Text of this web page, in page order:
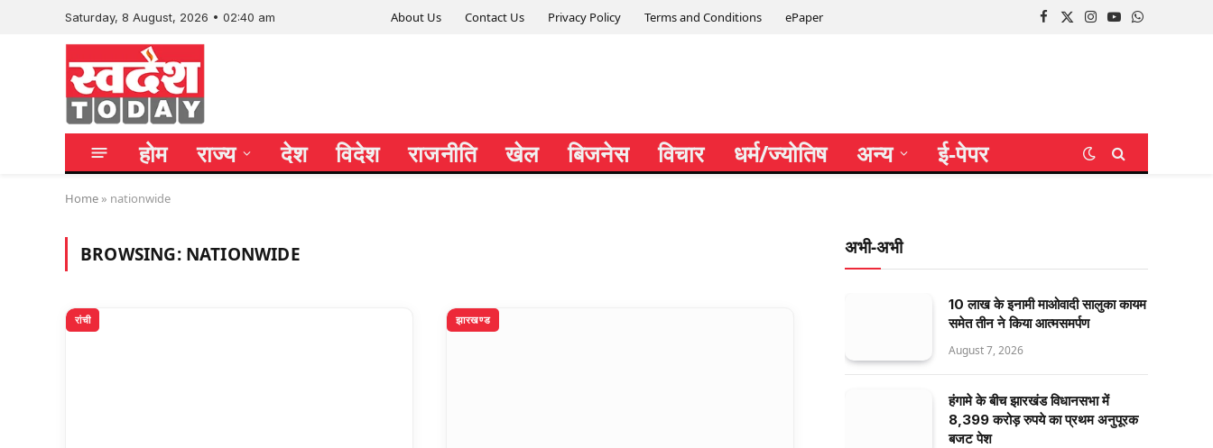
Saturday, 8 August, 2026 • 02:40 am About Us Contact Us Privacy Policy Terms and Conditions ePaper
Facebook
X
Instagram
YouTubeWhatsApp
होम राज्य देश विदेश राजनीति खेल बिजनेस विचार धर्म/ज्योतिष अन्य ई-पेपर
Home » nationwide
BROWSING: NATIONWIDE
रांची झारखण्ड
अभी-अभी
10 लाख के इनामी माओवादी सालुका कायम
समेत तीन ने किया आत्मसमर्पण
August 7, 2026
हंगामे के बीच झारखंड विधानसभा में
8,399 करोड़ रुपये का प्रथम अनुपूरक
बजट पेश